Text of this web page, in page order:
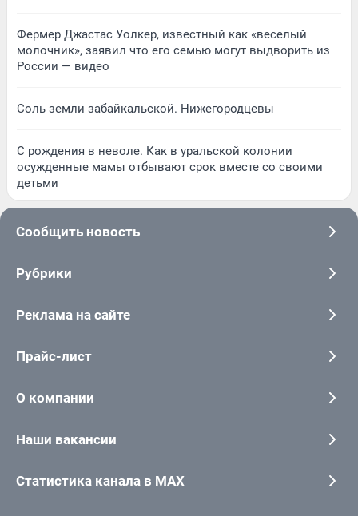
Фермер Джастас Уолкер, известный как «веселый
молочник», заявил что его семью могут выдворить из
России — видео
Соль земли забайкальской. Нижегородцевы
С рождения в неволе. Как в уральской колонии
осужденные мамы отбывают срок вместе со своими
детьми
Сообщить новость
Рубрики
Реклама на сайте
Прайс-лист
О компании
Наши вакансии
Статистика канала в MAX